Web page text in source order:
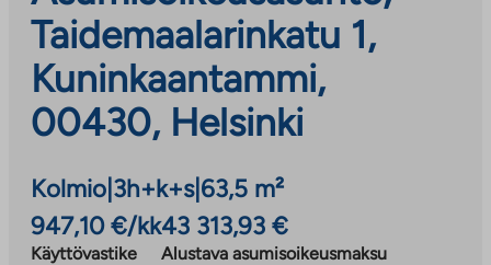
Taidemaalarinkatu 1,
Kuninkaantammi,
00430, Helsinki
Kolmio 3h+k+s| 63,5 m²
947,10 €/kk
Käyttövastike
43 313,93 €
Alustava asumisoikeusmaksu